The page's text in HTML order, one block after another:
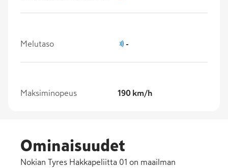
Melutaso -
Maksiminopeus 190 km/h
Ominaisuudet
Nokian Tyres Hakkapeliitta 01 on maailman